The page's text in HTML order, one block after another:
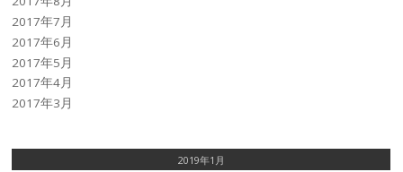
2017年7月
2017年6月
2017年5月
2017年4月
2017年3月
2019年1月